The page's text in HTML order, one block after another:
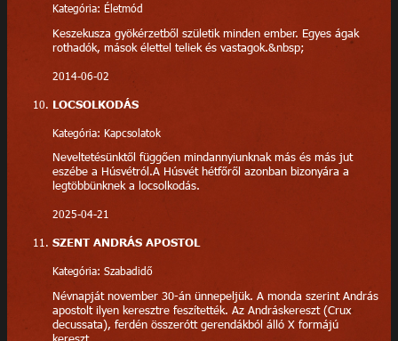
Kategória: Életmód
Keszekusza gyökérzetből születik minden ember. Egyes ágak
rothadók, mások élettel teliek és vastagok.&nbsp;
2014-06-02
LOCSOLKODÁS
Kategória: Kapcsolatok
Neveltetésünktől függően mindannyiunknak más és más jut
eszébe a Húsvétról.A Húsvét hétfőről azonban bizonyára a
legtöbbünknek a locsolkodás.
2025-04-21
SZENT ANDRÁS APOSTOL
Kategória: Szabadidő
Névnapját november 30-án ünnepeljük. A monda szerint András
apostolt ilyen keresztre feszítették. Az Andráskereszt (Crux
decussata), ferdén összerótt gerendákból álló X formájú
kereszt.